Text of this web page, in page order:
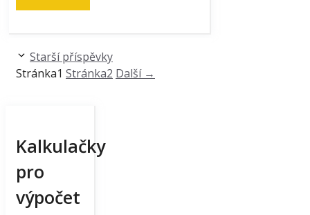
Starší příspěvky
Stránka1 Stránka2 Další →
Kalkulačky
pro
výpočet